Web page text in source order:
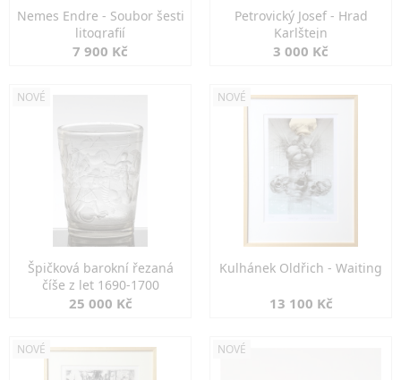
Nemes Endre - Soubor šesti
litografií
7 900 Kč
Petrovický Josef - Hrad
Karlštejn
3 000 Kč
NOVÉ
Špičková barokní řezaná
číše z let 1690-1700
25 000 Kč
NOVÉ
Kulhánek Oldřich - Waiting
13 100 Kč
NOVÉ NOVÉ